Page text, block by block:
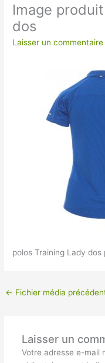
VÊTEMENTS ET OBJETS
QUALITE OPTIMALE ou
Image
dos
Laisser un commentaire
polos Training Lady dos
← Fichier média
Laisser un
Votre adresse e-mail